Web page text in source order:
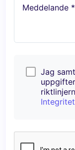
Meddelande *
Jag